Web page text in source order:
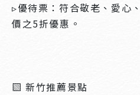
▹優待票：符合敬老、愛心
價之5折優惠。
▧ 新竹推薦景點